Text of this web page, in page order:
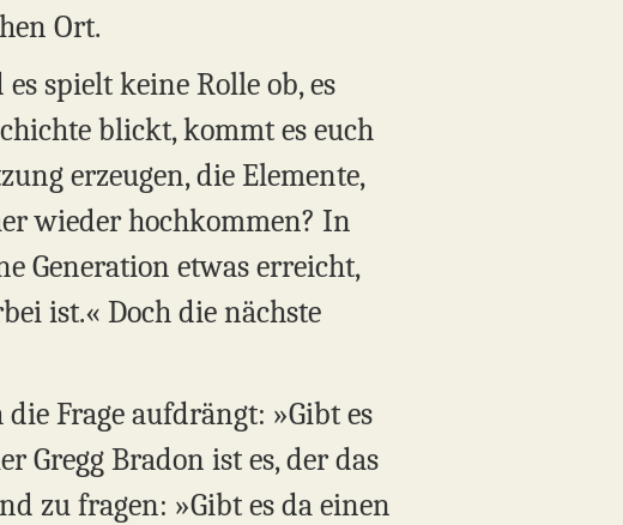
Ort.
spielt keine Rolle ob, es
blickt, kommt es euch
erzeugen, die Elemente,
wieder hochkommen? In
Generation etwas erreicht,
ist.« Doch die nächste
Frage aufdrängt: »Gibt es
Gregg Bradon ist es, der das
zu fragen: »Gibt es da einen